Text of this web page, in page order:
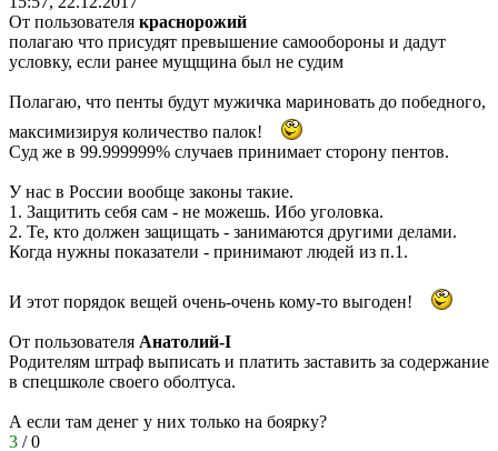
От пользователя краснорожий
полагаю что присудят превышение самообороны и дадут
условку, если ранее мущщина был не судим
Полагаю, что пенты будут мужичка мариновать до победного,
максимизируя количество палок!
Суд же в 99.999999% случаев принимает сторону пентов.
У нас в России вообще законы такие.
1. Защитить себя сам - не можешь. Ибо уголовка.
2. Те, кто должен защищать - занимаются другими делами.
Когда нужны показатели - принимают людей из п.1.
И этот порядок вещей очень-очень кому-то выгоден!
От пользователя Анатолий-I
Родителям штраф выписать и платить заставить за содержание
в спецшколе своего оболтуса.
А если там денег у них только на боярку?
3 /0